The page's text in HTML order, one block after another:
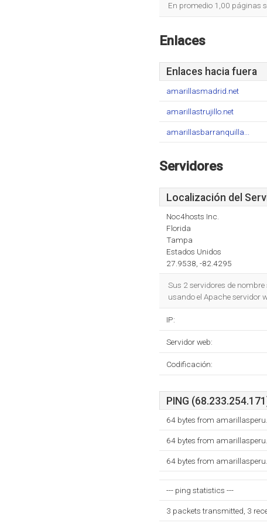
En promedio 1,00 páginas
Enlaces
Enlaces hacia fuera
amarillasmadrid.net
amarillastrujillo.net
amarillasbarranquilla...
Servidores
Localización del
Noc4hosts Inc.
Florida
Tampa
Estados Unidos
27.9538, -82.4295
Sus 2 servidores de nombre
usando el Apache servidor
IP:
Servidor web:
Codificación:
PING
64 bytes from
64 bytes from
64 bytes from
--- ping statistics ---
3 packets transmitted, 3